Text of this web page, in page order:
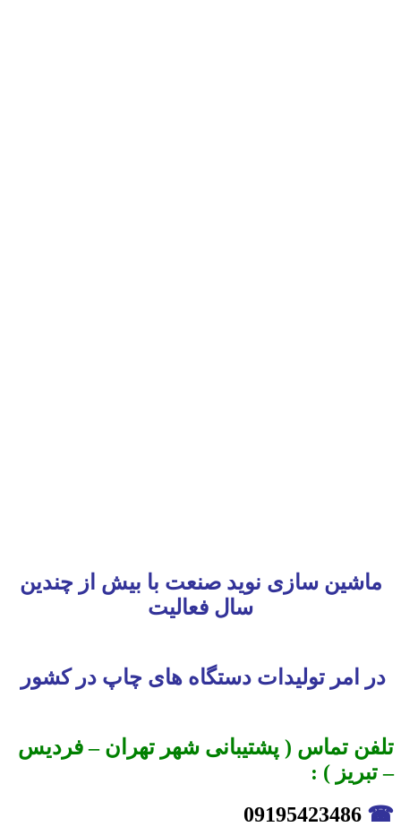
ماشین سازی نوید صنعت با بیش از چندین
سال فعالیت
در امر تولیدات دستگاه های چاپ در کشور
تلفن تماس ( پشتیبانی شهر تهران – فردیس
– تبریز ) :
☎